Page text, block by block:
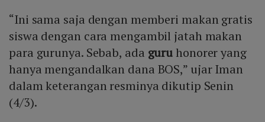
“Ini sama saja dengan memberi makan gratis
siswa dengan cara mengambil jatah makan
para gurunya. Sebab, ada guruhonorer yang
hanya mengandalkan dana BOS,” ujar Iman
dalam keterangan resminya dikutip Senin
(4/3).